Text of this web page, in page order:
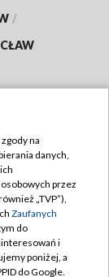
/
na
danych,
przez
„TVP”),
Zaufanych
do
i
poniżej, a
do Google.